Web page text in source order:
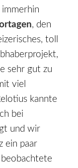
immerhin
, den
toll
sehr gut zu
viel
kannte
bei
und wir
ein paar
beobachtete